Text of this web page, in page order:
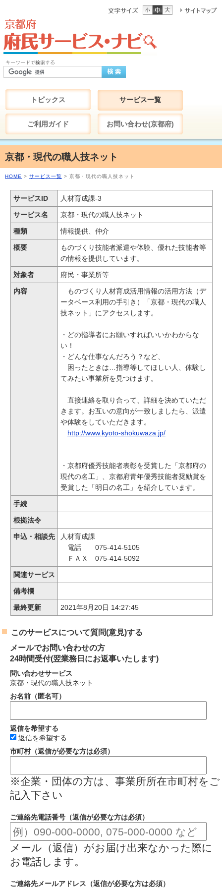
トピックス サービス一覧
ご利用ガイド お問い合わせ(京都府)
京都・現代の職人技ネット
HOME > サービス一覧 > 京都・現代の職人技ネット
サービスID 人材育成課-3
サービス名 京都・現代の職人技ネット
種類 情報提供、仲介
概要
ものづくり技能者派遣や体験、優れた技能者等
の情報を提供しています。
対象者 府民・事業所等
内容
ものづくり人材育成活用情報の活用方法（デ
ータベース利用の手引き）「京都・現代の職人
技ネット」にアクセスします。
・どの指導者にお願いすればいいかわからな
い！
・どんな仕事なんだろう？など、
困ったときは…指導等してほしい人、体験し
てみたい事業所を見つけます。
直接連絡を取り合って、詳細を決めていただ
きます。お互いの意向が一致しましたら、派遣
や体験をしていただきます。
http://www.kyoto-shokuwaza.jp/
・京都府優秀技能者表彰を受賞した「京都府の
現代の名工」、京都府青年優秀技能者奨励賞を
受賞した「明日の名工」を紹介しています。
手続
根拠法令
申込・相談先
人材育成課
電話 075-414-5105
ＦＡＸ 075-414-5092
関連サービス
備考欄
最終更新 2021年8月20日 14:27:45
このサービスについて質問(意見)する
メールでお問い合わせの方
24時間受付(翌業務日にお返事いたします)
問い合わせサービス
京都・現代の職人技ネット
お名前（匿名可）
返信を希望する
返信を希望する
市町村（返信が必要な方は必須）
※企業・団体の方は、事業所所在市町村をご
記入下さい
ご連絡先電話番号（返信が必要な方は必須）
メール（返信）がお届け出来なかった際に
お電話します。
ご連絡先メールアドレス（返信が必要な方は必須）